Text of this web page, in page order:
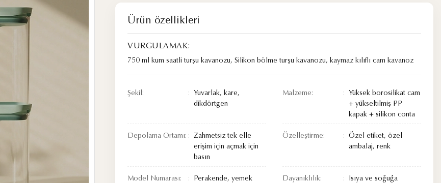
Ürün özellikleri
VURGULAMAK:
750 ml kum saatli turşu kavanozu, Silikon bölme turşu kavanozu, kaymaz kılıflı cam kavanoz
Şekil:
Yuvarlak, kare,
dikdörtgen
Malzeme:
Yüksek borosilikat cam
+ yükseltilmiş PP
kapak + silikon conta
Depolama Ortamı:
Zahmetsiz tek elle
erişim için açmak için
basın
Özelleştirme:
Özel etiket, özel
ambalaj, renk
Model Numarası:
Perakende, yemek
Dayanıklılık:
Isıya ve soğuğa